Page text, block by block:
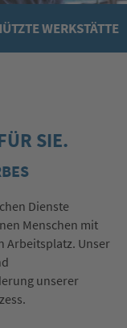
WERKSTÄTTE
SIE.
Dienste
Menschen mit
Arbeitsplatz. Unser
unserer